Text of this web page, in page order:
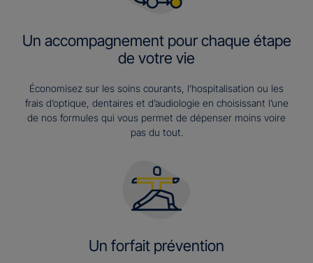
Un accompagnement pour chaque étape
de votre vie
Économisez sur les soins courants, l’hospitalisation ou les
frais d’optique, dentaires et d’audiologie en choisissant l’une
de nos formules qui vous permet de dépenser moins voire
pas du tout.
Un forfait prévention